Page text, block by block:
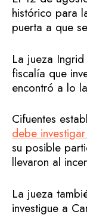
histórico para
puerta a que
La jueza
fiscalía que
encontró a lo
Cifuentes
debe
su posible
llevaron al
La jueza
investigue a